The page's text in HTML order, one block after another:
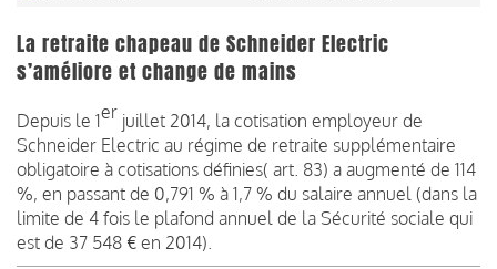
La retraite chapeau de Schneider Electric
s’améliore et change de mains
Depuis le 1er juillet 2014, la cotisation employeur de
Schneider Electric au régime de retraite supplémentaire
obligatoire à cotisations définies( art. 83) a augmenté de 114
%, en passant de 0,791 % à 1,7 % du salaire annuel (dans la
limite de 4 fois le plafond annuel de la Sécurité sociale qui
est de 37 548 € en 2014).